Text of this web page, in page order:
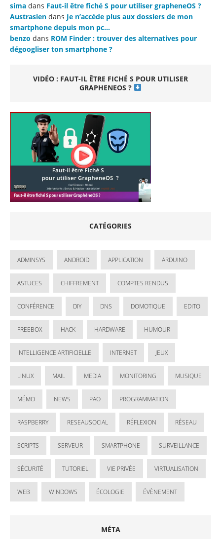
sima dans Faut-il être fiché S pour utiliser grapheneOS ?
Austrasien dans Je n’accède plus aux dossiers de mon
smartphone depuis mon pc…
benzo dans ROM Finder : trouver des alternatives pour
dégoogliser ton smartphone ?
VIDÉO : FAUT-IL ÊTRE FICHÉ S POUR UTILISER
GRAPHENEOS ?
CATÉGORIES
ADMINSYS ANDROID APPLICATION ARDUINO
ASTUCES CHIFFREMENT COMPTES RENDUS
CONFÉRENCE DIY DNS DOMOTIQUE EDITO
FREEBOX HACK HARDWARE HUMOUR
INTELLIGENCE ARTIFICIELLE INTERNET JEUX
LINUX MAIL MEDIA MONITORING MUSIQUE
MÉMO NEWS PAO PROGRAMMATION
RASPBERRY RESEAUSOCIAL RÉFLEXION RÉSEAU
SCRIPTS SERVEUR SMARTPHONE SURVEILLANCE
SÉCURITÉ TUTORIEL VIE PRIVÉE VIRTUALISATION
WEB WINDOWS ÉCOLOGIE ÉVÈNEMENT
MÉTA